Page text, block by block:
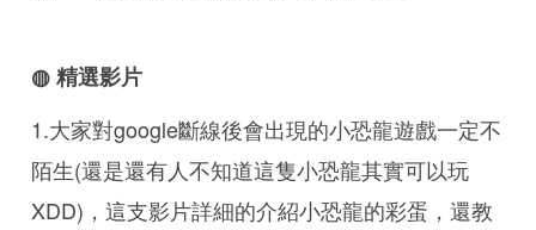
◍ 精選影片
1.大家對google斷線後會出現的小恐龍遊戲一定不
陌生(還是還有人不知道這隻小恐龍其實可以玩
XDD)，這支影片詳細的介紹小恐龍的彩蛋，還教